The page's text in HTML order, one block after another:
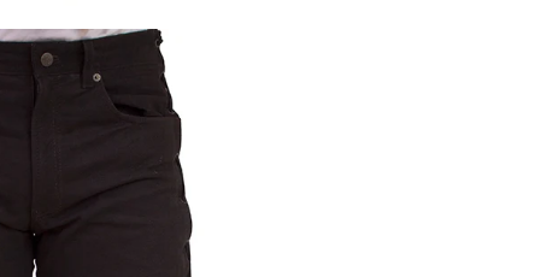
ÖFFNEN SIE MEDIEN IN DER GALERIEANSICHT